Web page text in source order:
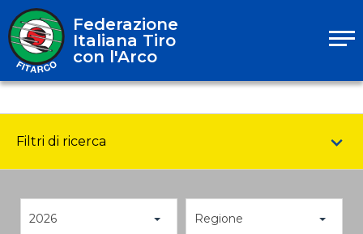
Federazione
Italiana Tiro
con l'Arco
Filtri di ricerca
2026 Regione